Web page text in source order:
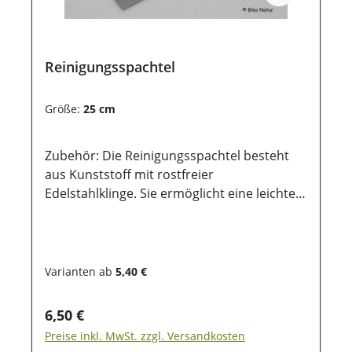
Reinigungsspachtel
Größe: 25 cm
Zubehör: Die Reinigungsspachtel besteht
aus Kunststoff mit rostfreier
Edelstahlklinge. Sie ermöglicht eine leichte
Varianten ab 5,40 €
Regulärer Preis:
6,50 €
Preise inkl. MwSt. zzgl. Versandkosten